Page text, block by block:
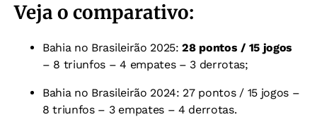
Veja o comparativo:
Bahia no Brasileirão 2025:28 pontos / 15 jogos
– 8 triunfos – 4 empates – 3 derrotas;
Bahia no Brasileirão 2024: 27 pontos / 15 jogos –
8 triunfos – 3 empates – 4 derrotas.